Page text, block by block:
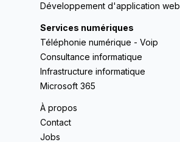
Développement d'application web
Services numériques
Téléphonie numérique - Voip
Consultance informatique
Infrastructure informatique
Microsoft 365
À propos
Contact
Jobs